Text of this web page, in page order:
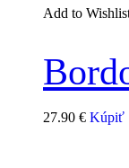
Add to
27.90 € Kúpiť